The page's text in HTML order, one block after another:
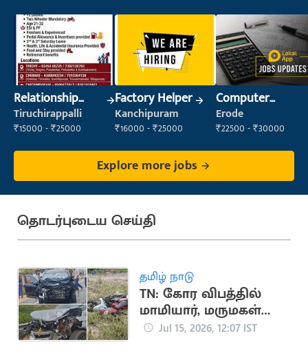
Relationship
Manager
Tiruchirappalli
₹15000 - ₹25000
Factory Helper
Kanchipuram
₹16000 - ₹25000
Computer
Operator
Erode
₹22500 - ₹30000
Explore more jobs
தொடர்புடைய செய்தி
தமிழ் நாடு
TN: கோர விபத்தில்
மாமியார், மருமகள்
பலிJul 15, 2026, 12:07 IST